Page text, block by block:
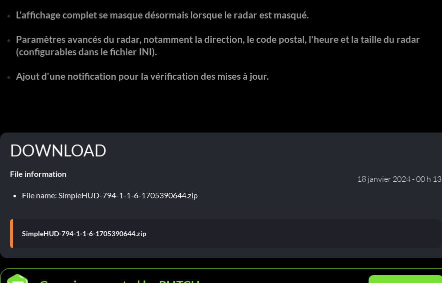
L'affichage complet se masque désormais lorsque le radar est masqué.
Paramètres avancés du radar, notamment la direction, le code postal, l'heure et la taille du radar
(configurables dans le fichier INI).
Ajout d'une notification pour la vérification des mises à jour.
DOWNLOAD
File information
18 janvier 2024 - 00 h 13
File name: SimpleHUD-794-1-1-6-1705390644.zip
SimpleHUD-794-1-1-6-1705390644.zip